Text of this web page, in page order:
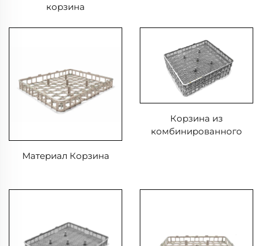
корзина
Материал Корзина
Корзина из
комбинированного